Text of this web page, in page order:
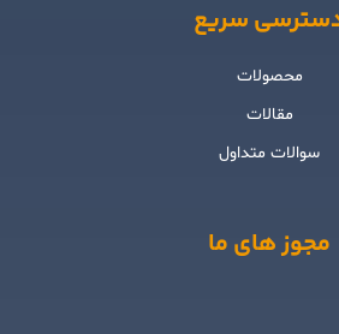
سریع
محصولات
مقالات
سوالات متداول
مجوز های ما